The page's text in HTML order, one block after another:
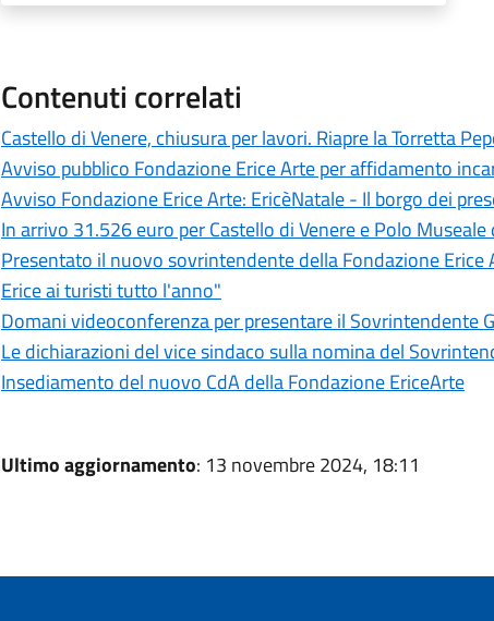
Contenuti correlati
Castello di Venere, chiusura per lavori. Riapre la Torretta
Avviso pubblico Fondazione Erice Arte per affidamento
Avviso Fondazione Erice Arte: EricèNatale - Il borgo dei
In arrivo 31.526 euro per Castello di Venere e Polo Museale
Presentato il nuovo sovrintendente della Fondazione
Erice ai turisti tutto l'anno"
Domani videoconferenza per presentare il Sovrintendente
Le dichiarazioni del vice sindaco sulla nomina del
Insediamento del nuovo CdA della Fondazione EriceArte
Ultimo aggiornamento: 13 novembre 2024, 18:11